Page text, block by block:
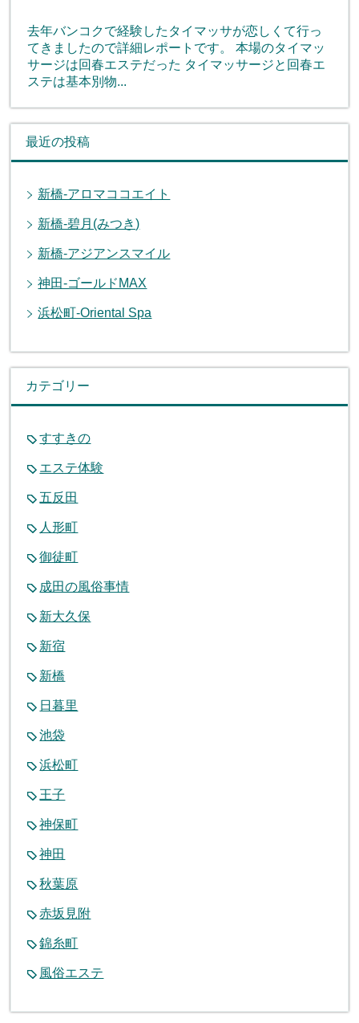
去年バンコクで経験したタイマッサが恋しくて行っ
てきましたので詳細レポートです。 本場のタイマッ
サージは回春エステだった タイマッサージと回春エ
ステは基本別物...
最近の投稿
新橋-アロマココエイト
新橋-碧月(みつき)
新橋-アジアンスマイル
神田-ゴールドMAX
浜松町-Oriental Spa
カテゴリー
すすきの
エステ体験
五反田
人形町
御徒町
成田の風俗事情
新大久保
新宿
新橋
日暮里
池袋
浜松町
王子
神保町
神田
秋葉原
赤坂見附
錦糸町
風俗エステ